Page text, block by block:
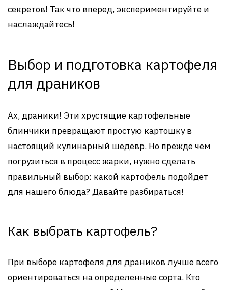
секретов! Так что вперед, экспериментируйте и
наслаждайтесь!
Выбор и подготовка картофеля
для драников
Ах, драники! Эти хрустящие картофельные
блинчики превращают простую картошку в
настоящий кулинарный шедевр. Но прежде чем
погрузиться в процесс жарки, нужно сделать
правильный выбор: какой картофель подойдет
для нашего блюда? Давайте разбираться!
Как выбрать картофель?
При выборе картофеля для драников лучше всего
ориентироваться на определенные сорта. Кто